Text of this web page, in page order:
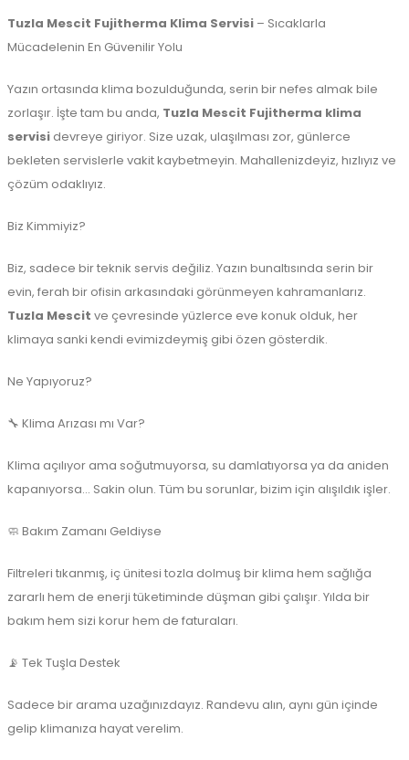
Tuzla Mescit Fujitherma Klima Servisi – Sıcaklarla
Mücadelenin En Güvenilir Yolu
Yazın ortasında klima bozulduğunda, serin bir nefes almak bile
zorlaşır. İşte tam bu anda, Tuzla Mescit Fujitherma klima
servisi devreye giriyor. Size uzak, ulaşılması zor, günlerce
bekleten servislerle vakit kaybetmeyin. Mahallenizdeyiz, hızlıyız ve
çözüm odaklıyız.
Biz Kimmiyiz?
Biz, sadece bir teknik servis değiliz. Yazın bunaltısında serin bir
evin, ferah bir ofisin arkasındaki görünmeyen kahramanlarız.
Tuzla Mescit ve çevresinde yüzlerce eve konuk olduk, her
klimaya sanki kendi evimizdeymiş gibi özen gösterdik.
Ne Yapıyoruz?
🔧 Klima Arızası mı Var?
Klima açılıyor ama soğutmuyorsa, su damlatıyorsa ya da aniden
kapanıyorsa... Sakin olun. Tüm bu sorunlar, bizim için alışıldık işler.
🧼 Bakım Zamanı Geldiyse
Filtreleri tıkanmış, iç ünitesi tozla dolmuş bir klima hem sağlığa
zararlı hem de enerji tüketiminde düşman gibi çalışır. Yılda bir
bakım hem sizi korur hem de faturaları.
📡 Tek Tuşla Destek
Sadece bir arama uzağınızdayız. Randevu alın, aynı gün içinde
gelip klimanıza hayat verelim.